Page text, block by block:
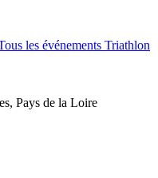
les événements Triathlon
, Pays de la Loire